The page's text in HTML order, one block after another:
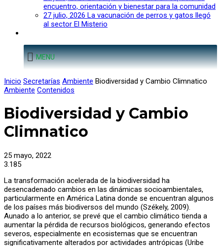
encuentro, orientación y bienestar para la comunidad
27 julio, 2026 La vacunación de perros y gatos llegó
al sector El Misterio
MENU
Inicio Secretarías Ambiente Biodiversidad y Cambio Climnatico
Ambiente Contenidos
Biodiversidad y Cambio
Climnatico
25 mayo, 2022
3.185
La transformación acelerada de la biodiversidad ha
desencadenado cambios en las dinámicas socioambientales,
particularmente en América Latina donde se encuentran algunos
de los países más biodiversos del mundo (Székely, 2009).
Aunado a lo anterior, se prevé que el cambio climático tienda a
aumentar la pérdida de recursos biológicos, generando efectos
severos, especialmente en ecosistemas que se encuentran
significativamente alterados por actividades antrópicas (Uribe